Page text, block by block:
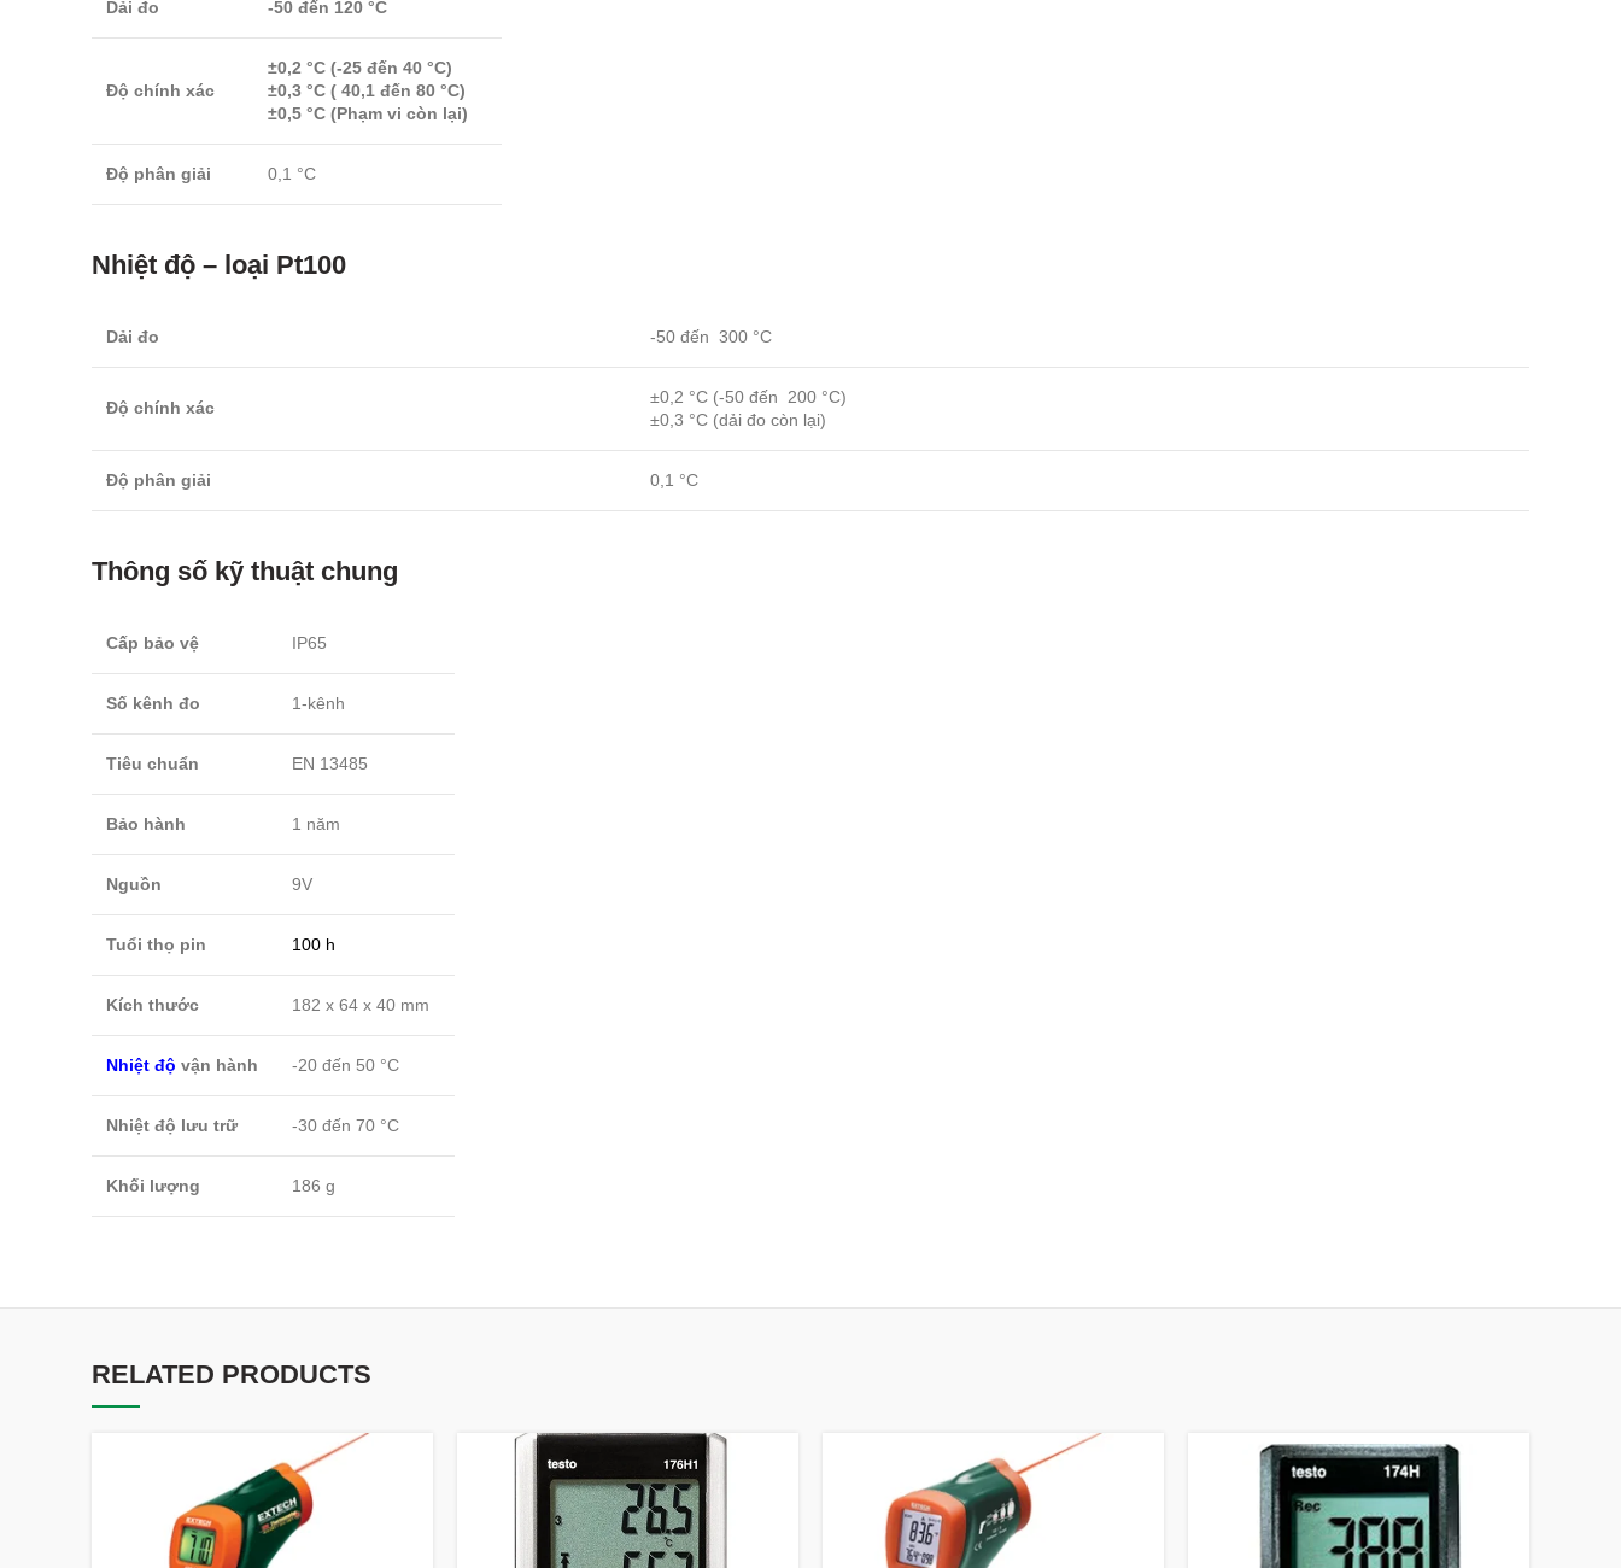
Dải đo -50 đến 120 °C
Độ chính xác
±0,2 °C (-25 đến 40 °C)
±0,3 °C ( 40,1 đến 80 °C)
±0,5 °C (Phạm vi còn lại)
Độ phân giải 0,1 °C
Nhiệt độ – loại Pt100
Dải đo -50 đến 300 °C
Độ chính xác
±0,2 °C (-50 đến 200 °C)
±0,3 °C (dải đo còn lại)
Độ phân giải 0,1 °C
Thông số kỹ thuật chung
Cấp bảo vệ IP65
Số kênh đo 1-kênh
Tiêu chuẩn EN 13485
Bảo hành 1 năm
Nguồn 9V
Tuổi thọ pin 100 h
Kích thước 182 x 64 x 40 mm
Nhiệt độ vận hành -20 đến 50 °C
Nhiệt độ lưu trữ -30 đến 70 °C
Khối lượng 186 g
RELATED PRODUCTS